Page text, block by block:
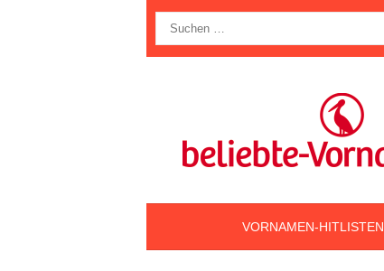
nach:
VORNAMEN-HITLISTEN